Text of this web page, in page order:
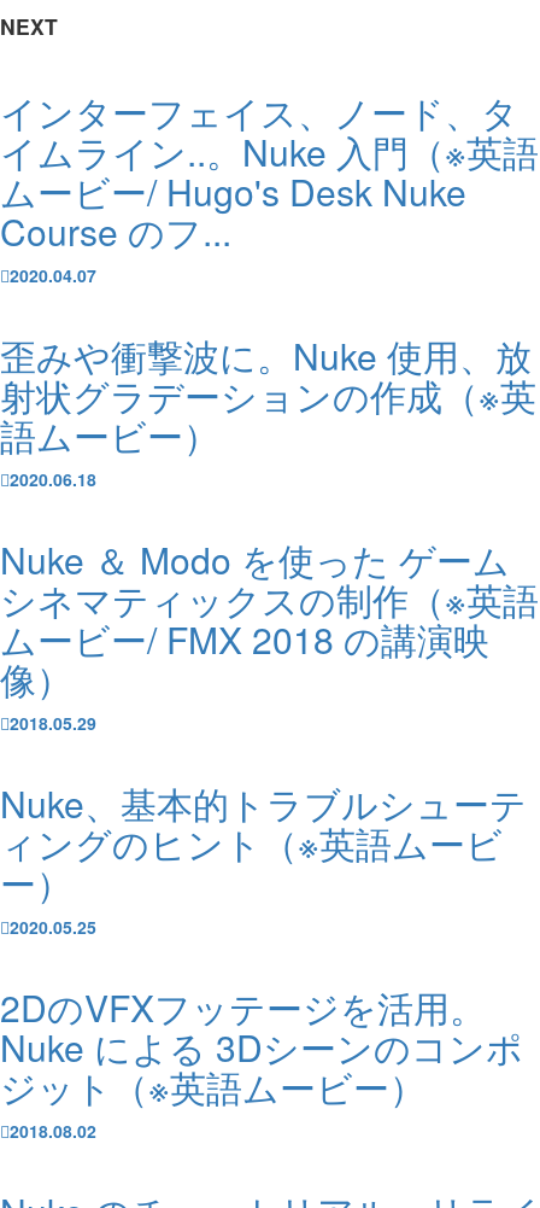
NEXT
インターフェイス、ノード、タ
イムライン..。Nuke 入門（※英語
ムービー/ Hugo's Desk Nuke
Course のフ...
2020.04.07
歪みや衝撃波に。Nuke 使用、放
射状グラデーションの作成（※英
語ムービー）
2020.06.18
Nuke ＆ Modo を使った ゲーム
シネマティックスの制作（※英語
ムービー/ FMX 2018 の講演映
像）
2018.05.29
Nuke、基本的トラブルシューテ
ィングのヒント（※英語ムービ
ー）
2020.05.25
2DのVFXフッテージを活用。
Nuke による 3Dシーンのコンポ
ジット（※英語ムービー）
2018.08.02